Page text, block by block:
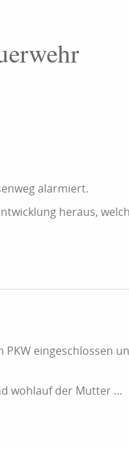
alarmiert.
heraus,
eingeschlossen
wohlauf der Mutter ...